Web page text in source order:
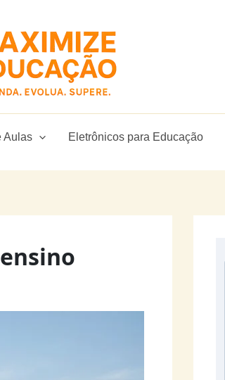
Aulas Eletrônicos para Educação